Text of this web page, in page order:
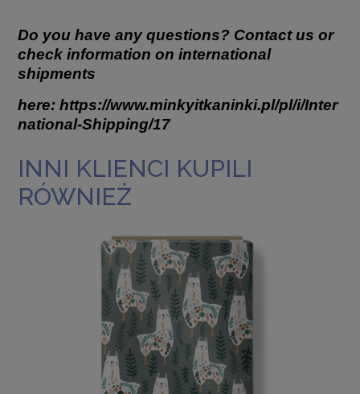
Do you have any questions? Contact us or
check information on international
shipments
here: https://www.minkyitkaninki.pl/pl/i/Inter
national-Shipping/17
INNI KLIENCI KUPILI
RÓWNIEŻ